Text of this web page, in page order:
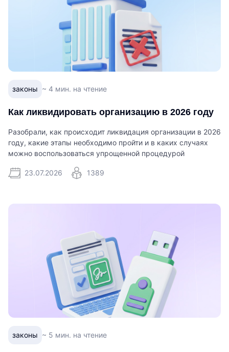
законы ~ 4 мин. на чтение
Как ликвидировать организацию в 2026 году
Разобрали, как происходит ликвидация организации в 2026
году, какие этапы необходимо пройти и в каких случаях
можно воспользоваться упрощенной процедурой
23.07.2026 1389
законы ~ 5 мин. на чтение